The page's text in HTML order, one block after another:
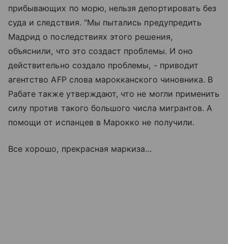
прибывающих по морю, нельзя депортировать без
суда и следствия. "Мы пытались предупредить
Мадрид о последствиях этого решения,
объяснили, что это создаст проблемы. И оно
действительно создало проблемы, - приводит
агентство AFP слова марокканского чиновника. В
Рабате также утверждают, что не могли применить
силу против такого большого числа мигрантов. А
помощи от испанцев в Марокко не получили.
Все хорошо, прекрасная маркиза…